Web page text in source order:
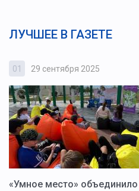
ЛУЧШЕЕ В ГАЗЕТЕ
01 29 сентября 2025
«Умное место»